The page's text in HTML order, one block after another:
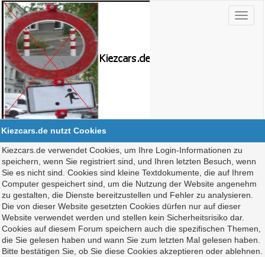
Kiezcars.de nutzt Cookies
Kiezcars.de verwendet Cookies, um Ihre Login-Informationen zu
speichern, wenn Sie registriert sind, und Ihren letzten Besuch, wenn
Sie es nicht sind. Cookies sind kleine Textdokumente, die auf Ihrem
Computer gespeichert sind, um die Nutzung der Website angenehm
zu gestalten, die Dienste bereitzustellen und Fehler zu analysieren.
Die von dieser Website gesetzten Cookies dürfen nur auf dieser
Website verwendet werden und stellen kein Sicherheitsrisiko dar.
Cookies auf diesem Forum speichern auch die spezifischen Themen,
die Sie gelesen haben und wann Sie zum letzten Mal gelesen haben.
Bitte bestätigen Sie, ob Sie diese Cookies akzeptieren oder ablehnen.